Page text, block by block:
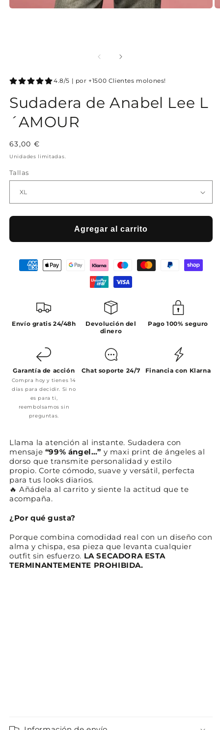
4.8/5 | por +1500 Clientes molones!
Sudadera de Anabel Lee L
´AMOUR
Precio
habitual
63,00 €
Unidades limitadas.
Tallas
Agregar al carrito
Envío gratis 24/48h
Devolución del
dinero
Pago 100% seguro
Garantía de acción
Compra hoy y tienes 14
días para decidir. Si no
es para ti,
reembolsamos sin
preguntas.
Chat soporte 24/7 Financia con Klarna
Llama la atención al instante. Sudadera con
mensaje “99% ángel…” y maxi print de ángeles al
dorso que transmite personalidad y estilo
propio. Corte cómodo, suave y versátil, perfecta
para tus looks diarios.​
🔥 Añádela al carrito y siente la actitud que te
acompaña.
¿Por qué gusta?
Porquecombina comodidad real con un diseño con
alma y chispa, esa pieza que levanta cualquier
outfit sin esfuerzo. LA SECADORA ESTA
TERMINANTEMENTE PROHIBIDA.